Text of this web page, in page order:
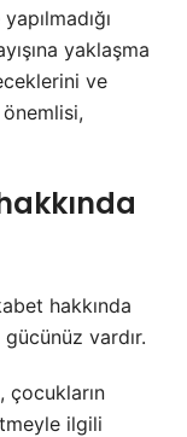
yaklaşma
ve
hakkında
vardır.
çocukların
ilgili